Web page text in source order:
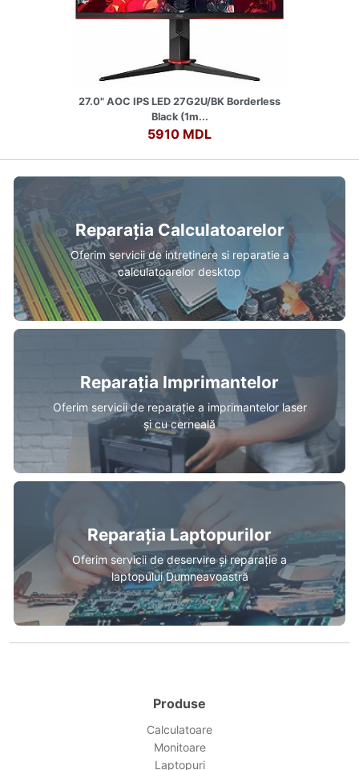
27.0" AOC IPS LED 27G2U/BK Borderless
Black (1m...
5910 MDL
Reparația Calculatoarelor
Oferim servicii de intretinere si reparatie a
calculatoarelor desktop
Reparația Imprimantelor
Oferim servicii de reparație a imprimantelor laser
și cu cerneală
Reparația Laptopurilor
Oferim servicii de deservire și reparație a
laptopului Dumneavoastră
Produse
Calculatoare
Monitoare
Laptopuri